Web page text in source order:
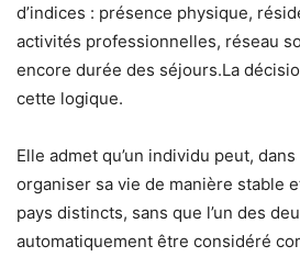
d’indices : présence physique,
activités professionnelles, réseau
encore durée des séjours.La
cette logique.
Elle admet qu’un individu peut,
organiser sa vie de manière stable
pays distincts, sans que l’un des
automatiquement être considéré